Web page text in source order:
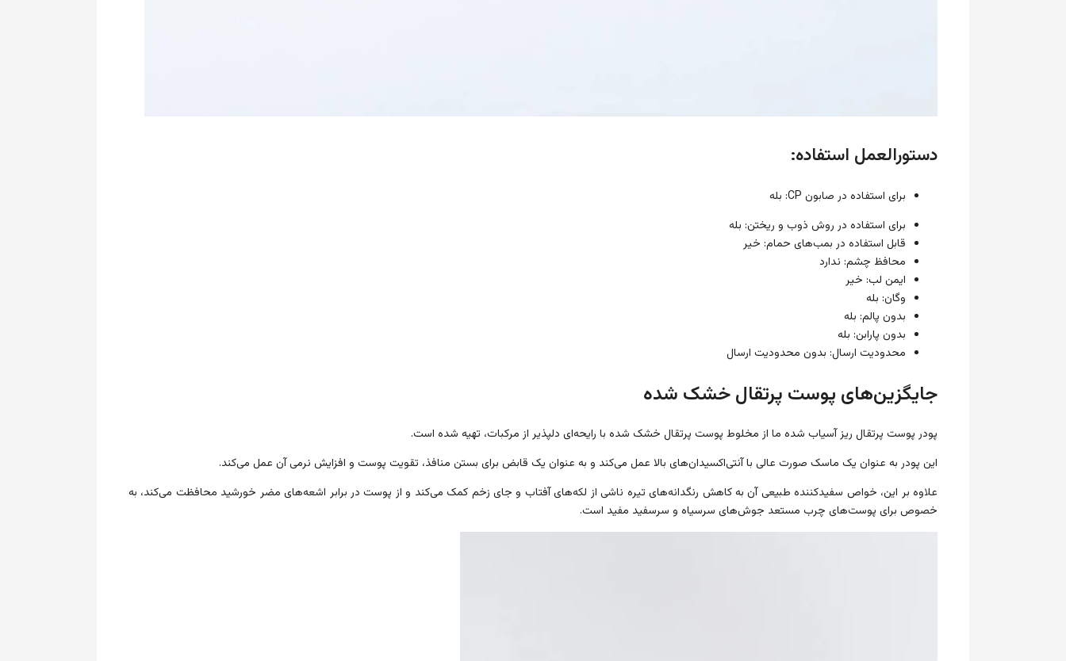
دستورالعمل استفاده:
برای استفاده در صابون CP: بله
برای استفاده در روش ذوب و ریختن: بله
قابل استفاده در بمب‌های حمام: خیر
محافظ چشم: ندارد
ایمن لب: خیر
وگان: بله
بدون پالم: بله
بدون پارابن: بله
محدودیت ارسال: بدون محدودیت ارسال
جایگزین‌های پوست پرتقال خشک شده
پودر پوست پرتقال ریز آسیاب شده ما از مخلوط پوست پرتقال خشک شده با رایحه‌ای دلپذیر از مرکبات، تهیه شده است.
این پودر به عنوان یک ماسک صورت عالی با آنتی‌اکسیدان‌های بالا عمل می‌کند و به عنوان یک قابض برای بستن منافذ، تقویت پوست و افزایش نرمی آن عمل می‌کند.
علاوه بر این، خواص سفیدکننده طبیعی آن به کاهش رنگدانه‌های تیره ناشی از لکه‌های آفتاب و جای زخم کمک می‌کند و از پوست در برابر اشعه‌های مضر خورشید محافظت می‌کند، به
خصوص برای پوست‌های چرب مستعد جوش‌های سرسیاه و سرسفید مفید است.